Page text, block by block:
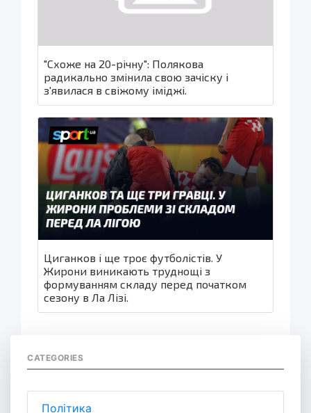
"Схоже на 20-річну": Полякова
радикально змінила свою зачіску і
з'явилася в свіжому іміджі.
Циганков і ще троє футболістів. У
Жирони виникають труднощі з
формуванням складу перед початком
сезону в Ла Лізі.
CATEGORIES
Політика